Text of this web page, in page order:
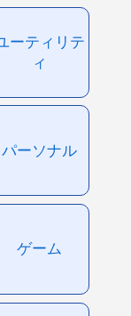
ーティリテ
ィ
パーソナル
ゲーム